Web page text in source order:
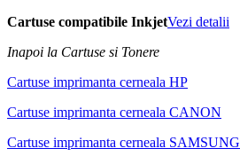
Cartuse compatibile InkjetVezi detalii
Inapoi la Cartuse si Tonere
Cartuse imprimanta cerneala HP
Cartuse imprimanta cerneala CANON
Cartuse imprimanta cerneala SAMSUNG